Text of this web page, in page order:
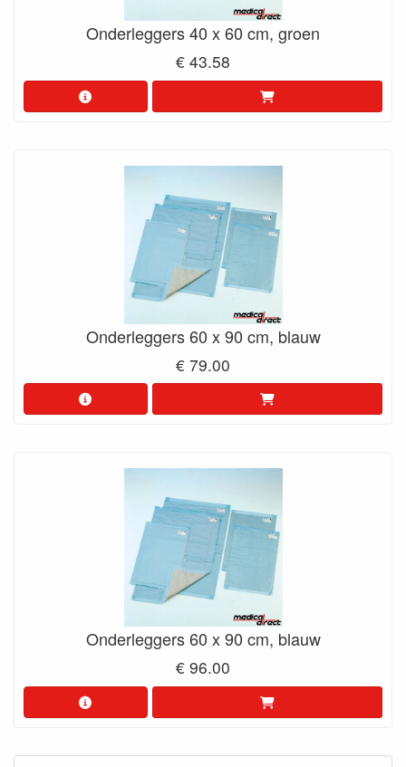
Onderleggers 40 x 60 cm, groen
€ 43.58
Onderleggers 60 x 90 cm, blauw
€ 79.00
Onderleggers 60 x 90 cm, blauw
€ 96.00